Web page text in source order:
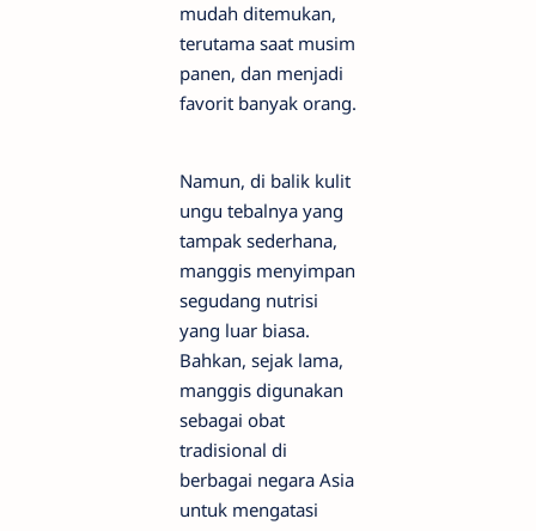
mudah ditemukan,
terutama saat musim
panen, dan menjadi
favorit banyak orang.
Namun, di balik kulit
ungu tebalnya yang
tampak sederhana,
manggis menyimpan
segudang nutrisi
yang luar biasa.
Bahkan, sejak lama,
manggis digunakan
sebagai obat
tradisional di
berbagai negara Asia
untuk mengatasi